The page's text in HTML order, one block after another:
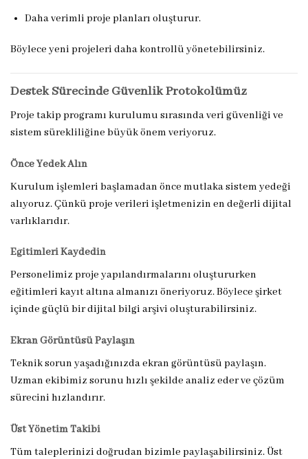
Daha verimli proje planları oluşturur.
Böylece yeni projeleri daha kontrollü yönetebilirsiniz.
Destek Sürecinde Güvenlik Protokolümüz
Proje takip programı kurulumu sırasında veri güvenliği ve
sistem sürekliliğine büyük önem veriyoruz.
Önce Yedek Alın
Kurulum işlemleri başlamadan önce mutlaka sistem yedeği
alıyoruz. Çünkü proje verileri işletmenizin en değerli dijital
varlıklarıdır.
Eğitimleri Kaydedin
Personelimiz proje yapılandırmalarını oluştururken
eğitimleri kayıt altına almanızı öneriyoruz. Böylece şirket
içinde güçlü bir dijital bilgi arşivi oluşturabilirsiniz.
Ekran Görüntüsü Paylaşın
Teknik sorun yaşadığınızda ekran görüntüsü paylaşın.
Uzman ekibimiz sorunu hızlı şekilde analiz eder ve çözüm
sürecini hızlandırır.
Üst Yönetim Takibi
Tüm taleplerinizi doğrudan bizimle paylaşabilirsiniz. Üst